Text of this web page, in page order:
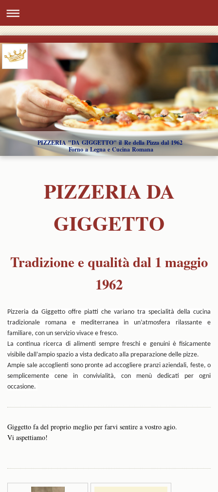
PIZZERIA "DA GIGGETTO" il Re della Pizza dal 1962
Forno a Legna e Cucina Romana
PIZZERIA DA
GIGGETTO
Tradizione e qualità dal 1 maggio
1962
Pizzeria da Giggetto offre piatti che variano tra specialità della cucina
tradizionale romana e mediterranea in un’atmosfera rilassante e
familiare, con un servizio vivace e fresco.
La continua ricerca di alimenti sempre freschi e genuini è fisicamente
visibile dall’ampio spazio a vista dedicato alla preparazione delle pizze.
Ampie sale accoglienti sono pronte ad accogliere pranzi aziendali, feste, o
semplicemente cene in convivialità, con menù dedicati per ogni
occasione.
Giggetto fa del proprio meglio per farvi sentire a vostro agio.
Vi aspettiamo!